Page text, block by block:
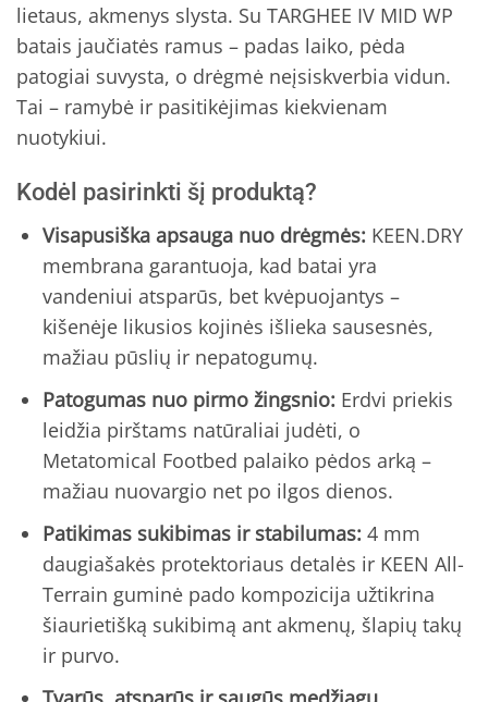
lietaus, akmenys slysta. Su TARGHEE IV MID WP
batais jaučiatės ramus – padas laiko, pėda
patogiai suvysta, o drėgmė neįsiskverbia vidun.
Tai – ramybė ir pasitikėjimas kiekvienam
nuotykiui.
Kodėl pasirinkti šį produktą?
Visapusiška apsauga nuo drėgmės: KEEN.DRY
membrana garantuoja, kad batai yra
vandeniui atsparūs, bet kvėpuojantys –
kišenėje likusios kojinės išlieka sausesnės,
mažiau pūslių ir nepatogumų.
Patogumas nuo pirmo žingsnio: Erdvi priekis
leidžia pirštams natūraliai judėti, o
Metatomical Footbed palaiko pėdos arką –
mažiau nuovargio net po ilgos dienos.
Patikimas sukibimas ir stabilumas: 4 mm
daugiašakės protektoriaus detalės ir KEEN All-
Terrain guminė pado kompozicija užtikrina
šiaurietišką sukibimą ant akmenų, šlapių takų
ir purvo.